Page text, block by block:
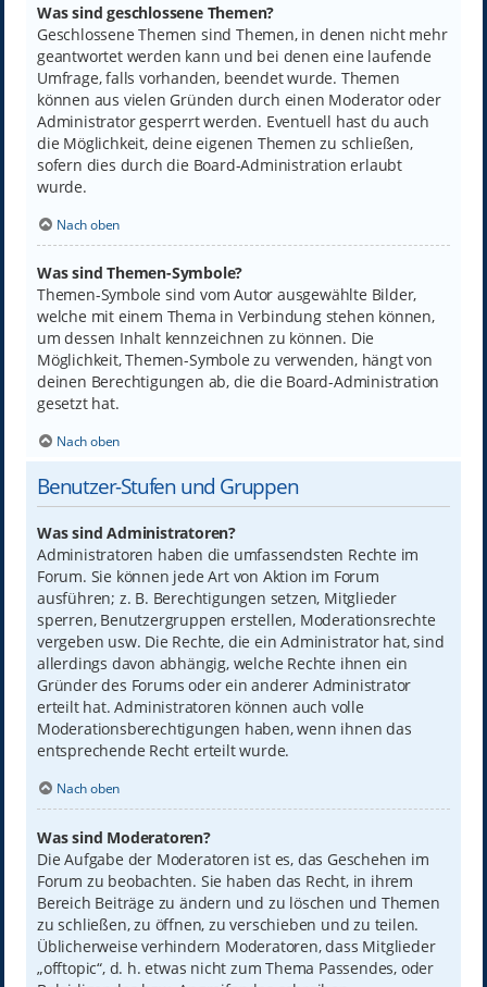
Was sind geschlossene Themen?
Geschlossene Themen sind Themen, in denen nicht mehr
geantwortet werden kann und bei denen eine laufende
Umfrage, falls vorhanden, beendet wurde. Themen
können aus vielen Gründen durch einen Moderator oder
Administrator gesperrt werden. Eventuell hast du auch
die Möglichkeit, deine eigenen Themen zu schließen,
sofern dies durch die Board-Administration erlaubt
wurde.
Nach oben
Was sind Themen-Symbole?
Themen-Symbole sind vom Autor ausgewählte Bilder,
welche mit einem Thema in Verbindung stehen können,
um dessen Inhalt kennzeichnen zu können. Die
Möglichkeit, Themen-Symbole zu verwenden, hängt von
deinen Berechtigungen ab, die die Board-Administration
gesetzt hat.
Nach oben
Benutzer-Stufen und Gruppen
Was sind Administratoren?
Administratoren haben die umfassendsten Rechte im
Forum. Sie können jede Art von Aktion im Forum
ausführen; z. B. Berechtigungen setzen, Mitglieder
sperren, Benutzergruppen erstellen, Moderationsrechte
vergeben usw. Die Rechte, die ein Administrator hat, sind
allerdings davon abhängig, welche Rechte ihnen ein
Gründer des Forums oder ein anderer Administrator
erteilt hat. Administratoren können auch volle
Moderationsberechtigungen haben, wenn ihnen das
entsprechende Recht erteilt wurde.
Nach oben
Was sind Moderatoren?
Die Aufgabe der Moderatoren ist es, das Geschehen im
Forum zu beobachten. Sie haben das Recht, in ihrem
Bereich Beiträge zu ändern und zu löschen und Themen
zu schließen, zu öffnen, zu verschieben und zu teilen.
Üblicherweise verhindern Moderatoren, dass Mitglieder
„offtopic“, d. h. etwas nicht zum Thema Passendes, oder